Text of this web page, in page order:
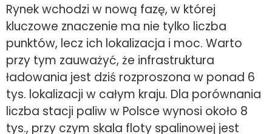
Rynek wchodzi w nową fazę, w której
kluczowe znaczenie ma nie tylko liczba
punktów, lecz ich lokalizacja i moc. Warto
przy tym zauważyć, że infrastruktura
ładowania jest dziś rozproszona w ponad 6
tys. lokalizacji w całym kraju. Dla porównania
liczba stacji paliw w Polsce wynosi około 8
tys., przy czym skala floty spalinowej jest